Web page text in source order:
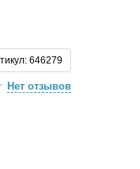
Нет отзывов
646279